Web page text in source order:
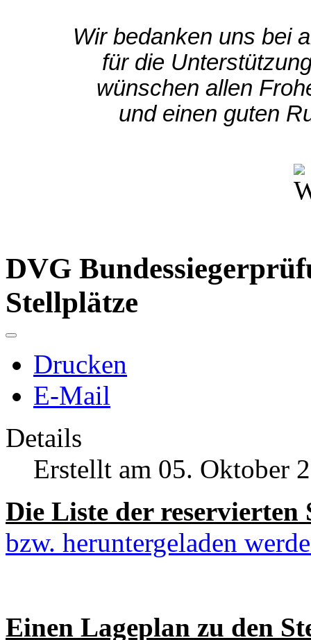
Wir bedanken uns bei
für die
wünschen allen
und einen guten
DVG
Stellplätze
Drucken
E-Mail
Details
Erstellt am 05. Oktober
Die Liste der
bzw. heruntergeladen
Einen Lageplan zu den